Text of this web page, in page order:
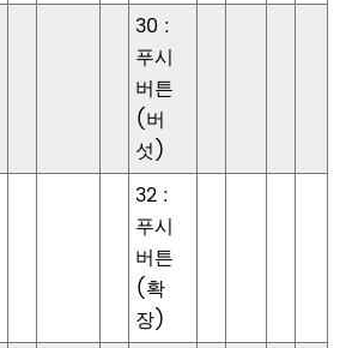
30 :
푸시
버튼
(버
섯)
32 :
푸시
버튼
(확
장)